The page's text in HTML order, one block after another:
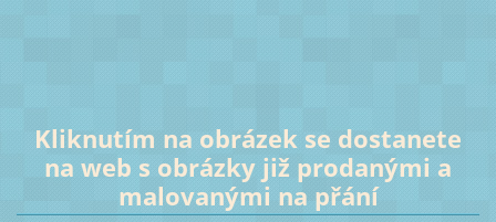
Kliknutím na obrázek se dostanete
na web s obrázky již prodanými a
malovanými na přání